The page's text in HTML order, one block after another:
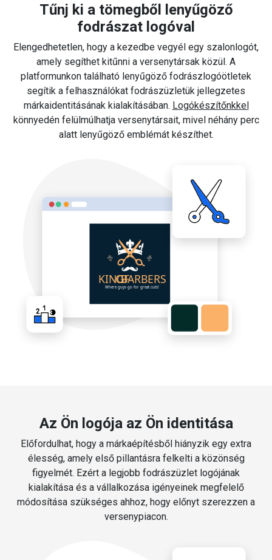
Tűnj ki a tömegből lenyűgöző
fodrászat logóval
Elengedhetetlen, hogy a kezedbe vegyél egy szalonlogót,
amely segíthet kitűnni a versenytársak közül. A
platformunkon található lenyűgöző fodrászlogóötletek
segítik a felhasználókat fodrászüzletük jellegzetes
márkaidentitásának kialakításában. Logókészítőnkkel
könnyedén felülmúlhatja versenytársait, mivel néhány perc
alatt lenyűgöző emblémát készíthet.
Az Ön logója az Ön identitása
Előfordulhat, hogy a márkaépítésből hiányzik egy extra
élesség, amely első pillantásra felkelti a közönség
figyelmét. Ezért a legjobb fodrászüzlet logójának
kialakítása és a vállalkozása igényeinek megfelelő
módosítása szükséges ahhoz, hogy előnyt szerezzen a
versenypiacon.